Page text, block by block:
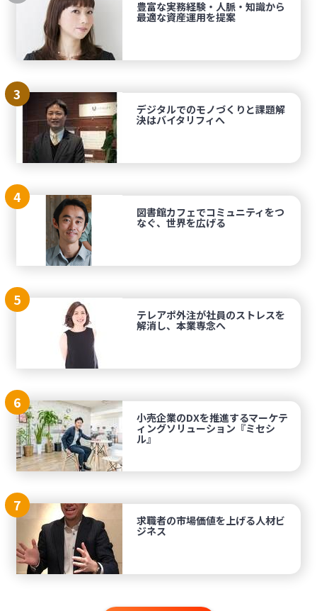
豊富な実務経験・人脈・知識から
最適な資産運用を提案
3
デジタルでのモノづくりと課題解
決はバイタリフィへ
4
図書館カフェでコミュニティをつ
なぐ、世界を広げる
5
テレアポ外注が社員のストレスを
解消し、本業専念へ
6
小売企業のDXを推進するマーケテ
ィングソリューション『ミセシ
ル』
7
求職者の市場価値を上げる人材ビ
ジネス